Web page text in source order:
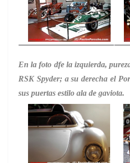
En la foto dfe la izquierda,
RSK Spyder; a su derecha el
sus puertas estilo ala de gaviota.